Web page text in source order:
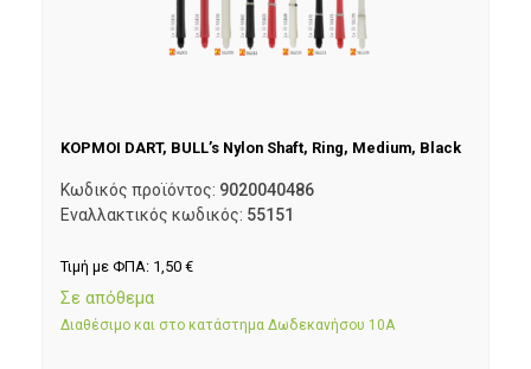
ΚΟΡΜΟΙ DART, BULL’s Nylon Shaft, Ring, Medium, Black
Κωδικός προϊόντος: 9020040486
Εναλλακτικός κωδικός: 55151
Τιμή με ΦΠΑ: 1,50 €
Σε απόθεμα
Διαθέσιμο και στο κατάστημα Δωδεκανήσου 10Α